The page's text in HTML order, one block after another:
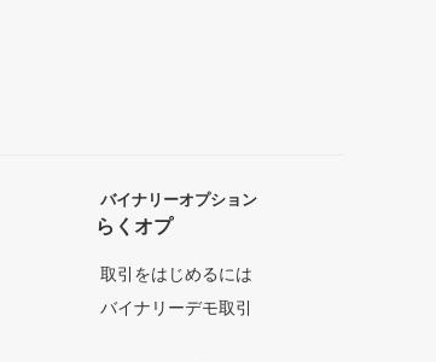
バイナリーオプション
らくオプ
取引をはじめるには
バイナリーデモ取引